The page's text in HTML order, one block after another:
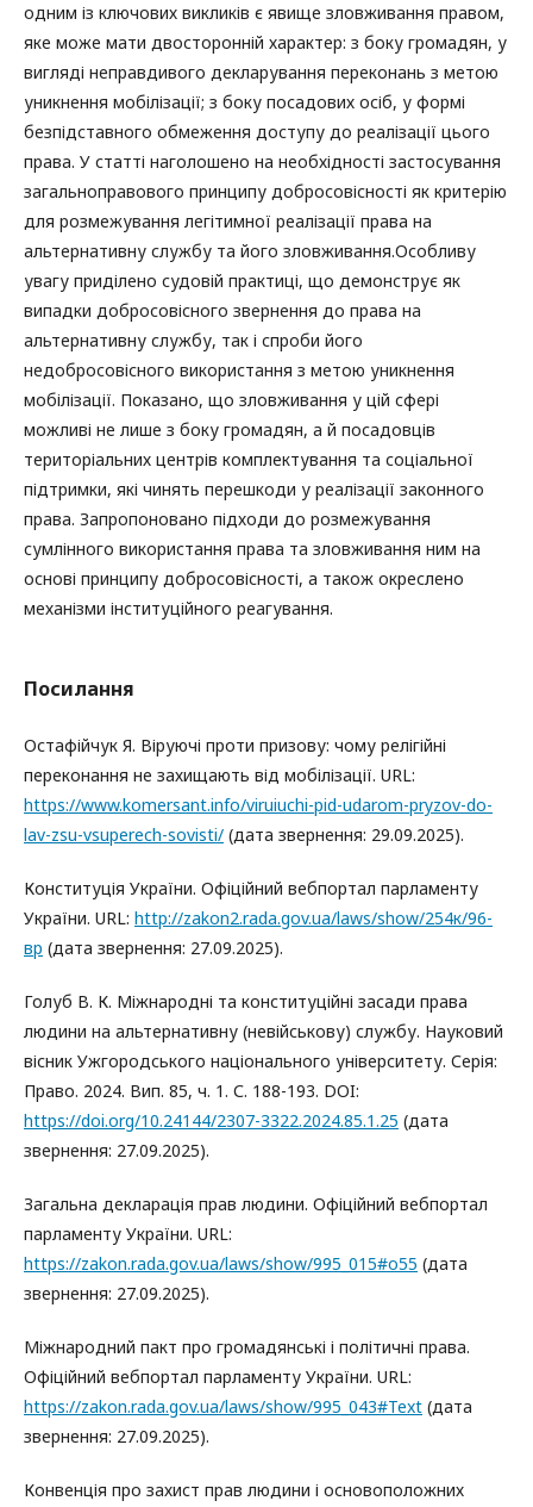
одним із ключових викликів є явище зловживання правом,
яке може мати двосторонній характер: з боку громадян, у
вигляді неправдивого декларування переконань з метою
уникнення мобілізації; з боку посадових осіб, у формі
безпідставного обмеження доступу до реалізації цього
права. У статті наголошено на необхідності застосування
загальноправового принципу добросовісності як критерію
для розмежування легітимної реалізації права на
альтернативну службу та його зловживання.Особливу
увагу приділено судовій практиці, що демонструє як
випадки добросовісного звернення до права на
альтернативну службу, так і спроби його
недобросовісного використання з метою уникнення
мобілізації. Показано, що зловживання у цій сфері
можливі не лише з боку громадян, а й посадовців
територіальних центрів комплектування та соціальної
підтримки, які чинять перешкоди у реалізації законного
права. Запропоновано підходи до розмежування
сумлінного використання права та зловживання ним на
основі принципу добросовісності, а також окреслено
механізми інституційного реагування.
Посилання
Остафійчук Я. Віруючі проти призову: чому релігійні
переконання не захищають від мобілізації. URL:
https://www.komersant.info/viruiuchi-pid-udarom-pryzov-do-
lav-zsu-vsuperech-sovisti/ (дата звернення: 29.09.2025).
Конституція України. Офіційний вебпортал парламенту
України. URL: http://zakon2.rada.gov.ua/laws/show/254к/96-
вр (дата звернення: 27.09.2025).
Голуб В. К. Міжнародні та конституційні засади права
людини на альтернативну (невійськову) службу. Науковий
вісник Ужгородського національного університету. Серія:
Право. 2024. Вип. 85, ч. 1. С. 188-193. DOI:
https://doi.org/10.24144/2307-3322.2024.85.1.25 (дата
звернення: 27.09.2025).
Загальна декларація прав людини. Офіційний вебпортал
парламенту України. URL:
https://zakon.rada.gov.ua/laws/show/995_015#o55 (дата
звернення: 27.09.2025).
Міжнародний пакт про громадянські і політичні права.
Офіційний вебпортал парламенту України. URL:
https://zakon.rada.gov.ua/laws/show/995_043#Text (дата
звернення: 27.09.2025).
Конвенція про захист прав людини і основоположних